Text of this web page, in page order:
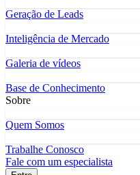
Geração de Leads
Inteligência de Mercado
Galeria de vídeos
Base de Conhecimento
Sobre
Quem Somos
Trabalhe Conosco
Fale com um especialista